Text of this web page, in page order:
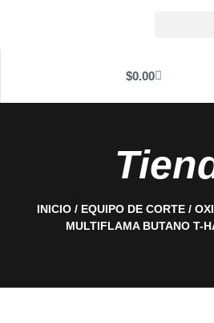
$0.00
INICIO / EQUIPO DE CORTE /
MULTIFLAMA BUTANO T-